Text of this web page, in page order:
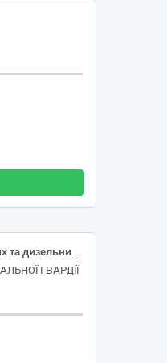
Оливи моторні для бензинових та дизельних двигунів
ГВАРДІЇ